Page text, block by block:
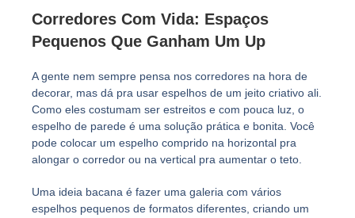
Corredores Com Vida: Espaços
Pequenos Que Ganham Um Up
A gente nem sempre pensa nos corredores na hora de
decorar, mas dá pra usar espelhos de um jeito criativo ali.
Como eles costumam ser estreitos e com pouca luz, o
espelho de parede é uma solução prática e bonita. Você
pode colocar um espelho comprido na horizontal pra
alongar o corredor ou na vertical pra aumentar o teto.
Uma ideia bacana é fazer uma galeria com vários
espelhos pequenos de formatos diferentes, criando um